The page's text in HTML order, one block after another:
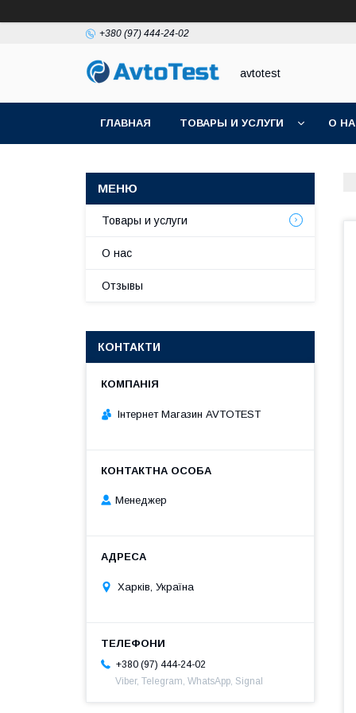
+380 (97) 444-24-02
avtotest
ГЛАВНАЯ ТОВАРЫ И УСЛУГИ О
Товары и услуги
О нас
Отзывы
КОНТАКТИ
Інтернет Магазин AVTOTEST
Менеджер
Харків, Україна
+380 (97) 444-24-02
Viber, Telegram, WhatsApp, Signal